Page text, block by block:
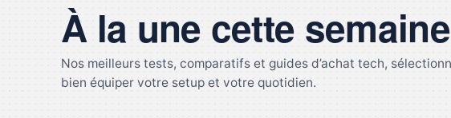
À la une cette semaine
Nos meilleurs tests, comparatifs et guides d’achat tech, sélectionnés par la rédaction pour
bien équiper votre setup et votre quotidien.